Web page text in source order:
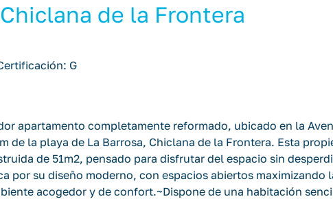
de la Frontera
G
apartamento completamente reformado, ubicado en la
de la playa de La Barrosa, Chiclana de la Frontera. Esta
de 51m2, pensado para disfrutar del espacio sin
por su diseño moderno, con espacios abiertos maximizando
acogedor y de confort.~Dispone de una habitación